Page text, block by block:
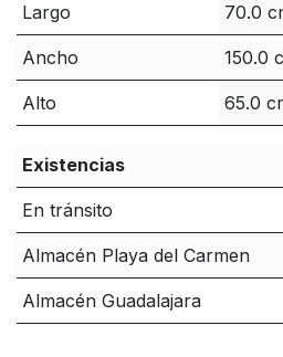
Largo 70.0
Ancho 150.0
Alto 65.0
Existencias
En tránsito
Almacén Playa del Carmen
Almacén Guadalajara